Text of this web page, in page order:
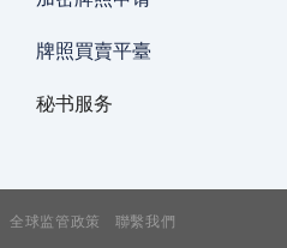
牌照買賣平臺
秘书服务
全球监管政策 聯繫我們